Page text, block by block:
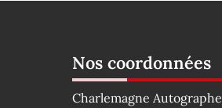
Nos coordonnées
Charlemagne Autographe